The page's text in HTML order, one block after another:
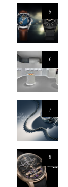
5
6
7
8